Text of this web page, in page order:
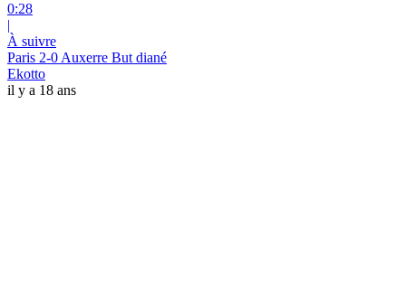
0:28
|
À suivre
Paris 2-0 Auxerre But diané
Ekotto
il y a 18 ans